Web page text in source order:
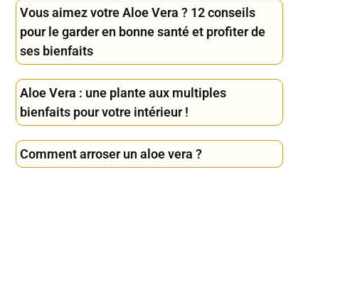
Vous aimez votre Aloe Vera ? 12 conseils
pour le garder en bonne santé et profiter de
ses bienfaits
Aloe Vera : une plante aux multiples
bienfaits pour votre intérieur !
Comment arroser un aloe vera ?